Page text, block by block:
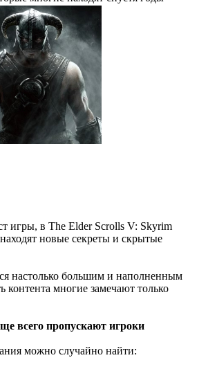
игры, в The Elder Scrolls V: Skyrim
новые секреты и скрытые
настолько большим и наполненным
контента многие замечают только
всего пропускают игроки
можно случайно найти: